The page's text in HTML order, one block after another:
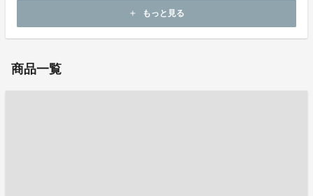
add もっと見る
商品一覧